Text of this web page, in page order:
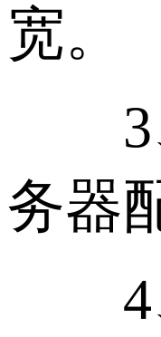
宽。
3、
务器
4、